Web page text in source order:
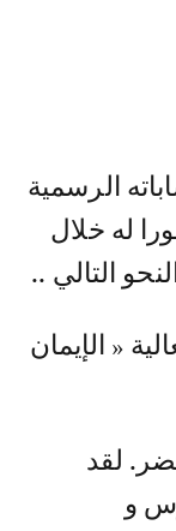
له خلال
التالي ..
« الإيمان
لقد
و